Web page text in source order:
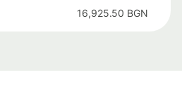
16,925.50 BGN